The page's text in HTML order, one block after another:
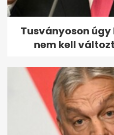
Tusványoson
nem kell